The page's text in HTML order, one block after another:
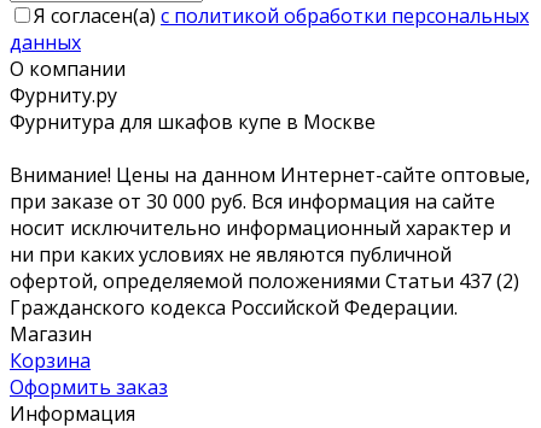
Я согласен(a) с политикой обработки персональных
данных
О компании
Фурниту.ру
Фурнитура для шкафов купе в Москве
Внимание! Цены на данном Интернет-сайте оптовые,
при заказе от 30 000 руб. Вся информация на сайте
носит исключительно информационный характер и
ни при каких условиях не являются публичной
офертой, определяемой положениями Статьи 437 (2)
Гражданского кодекса Российской Федерации.
Магазин
Корзина
Оформить заказ
Информация